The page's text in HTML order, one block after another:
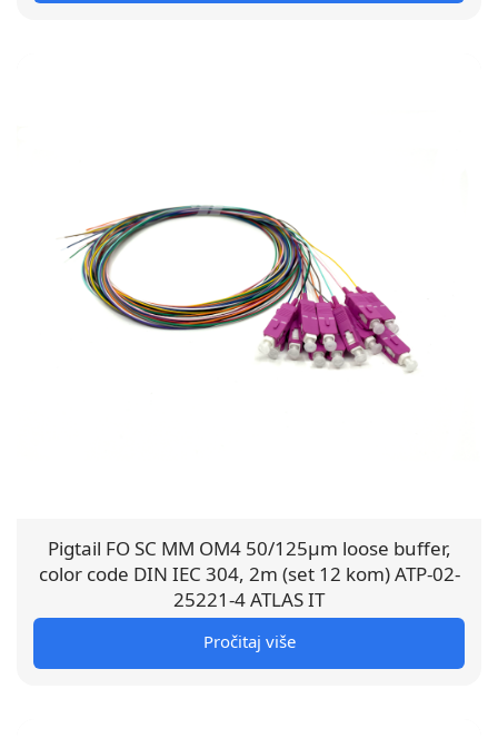
Pigtail FO SC MM OM4 50/125µm loose buffer,
color code DIN IEC 304, 2m (set 12 kom) ATP-02-
25221-4 ATLAS IT
Pročitaj više